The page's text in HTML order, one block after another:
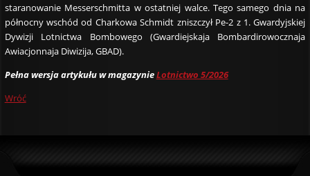
staranowanie Messerschmitta w ostatniej walce. Tego samego dnia na
północny wschód od Charkowa Schmidt zniszczył Pe-2 z 1. Gwardyjskiej
Dywizji Lotnictwa Bombowego (Gwardiejskaja Bombardirowocznaja
Awiacjonnaja Diwizija, GBAD).
Pełna wersja artykułu w magazynieLotnictwo 5/2026
Wróć